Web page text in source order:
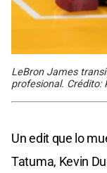
LeBron James
profesional. Crédito:
Un edit que lo
Tatuma, Kevin